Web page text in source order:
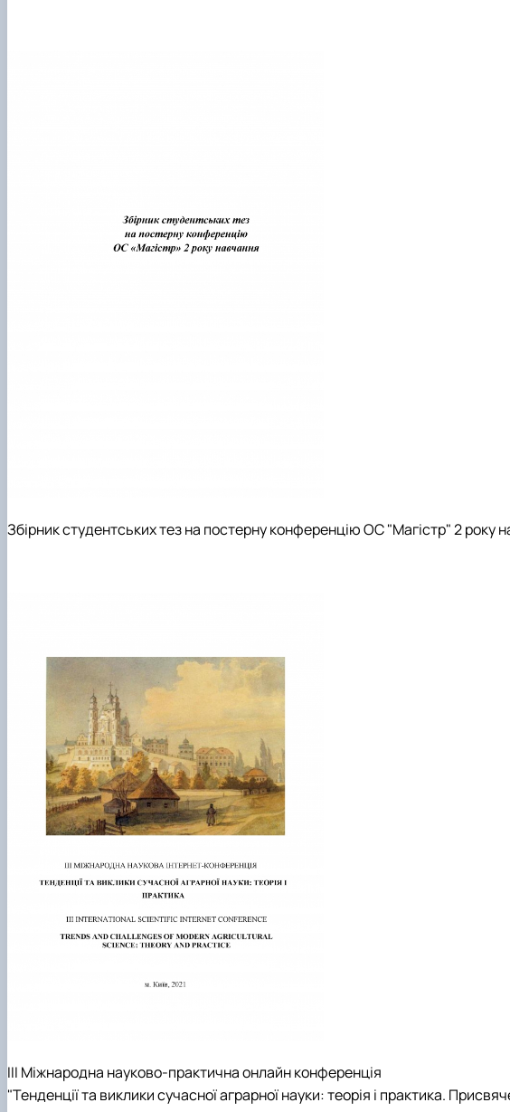
Збірник студентських тез на постерну конференцію ОС "Магістр" 2 року
ІІІ Міжнародна науково-практична онлайн конференція
"Тенденції та виклики сучасної аграрної науки: теорія і практика.